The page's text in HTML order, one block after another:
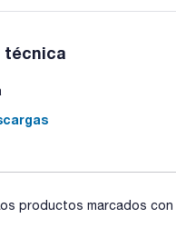
técnica
productos marcados